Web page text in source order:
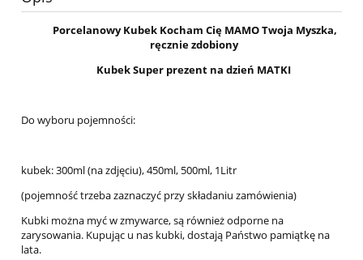
Porcelanowy Kubek Kocham Cię MAMO Twoja Myszka,
ręcznie zdobiony
Kubek Super prezent na dzień MATKI
Do wyboru pojemności:
kubek: 300ml (na zdjęciu), 450ml, 500ml, 1Litr
(pojemność trzeba zaznaczyć przy składaniu zamówienia)
Kubki można myć w zmywarce, są również odporne na
zarysowania. Kupując u nas kubki, dostają Państwo pamiątkę na
lata.